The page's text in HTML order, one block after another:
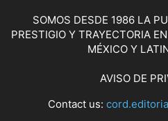
SOMOS DESDE 1986 LA
PRESTIGIO Y TRAYECTORIA
MÉXICO Y
AVISO DE
Contact us: